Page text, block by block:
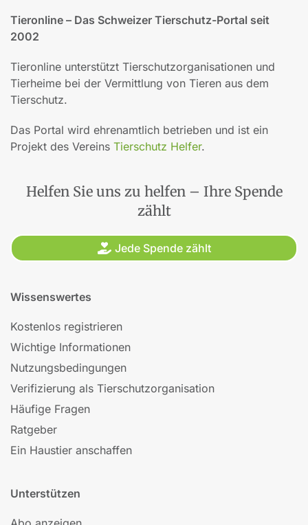
Tieronline – Das Schweizer Tierschutz-Portal seit
2002
Tieronline unterstützt Tierschutzorganisationen und
Tierheime bei der Vermittlung von Tieren aus dem
Tierschutz.
Das Portal wird ehrenamtlich betrieben und ist ein
Projekt des Vereins Tierschutz Helfer.
Helfen Sie uns zu helfen – Ihre Spende
zählt
Jede Spende zählt
Wissenswertes
Kostenlos registrieren
Wichtige Informationen
Nutzungsbedingungen
Verifizierung als Tierschutzorganisation
Häufige Fragen
Ratgeber
Ein Haustier anschaffen
Unterstützen